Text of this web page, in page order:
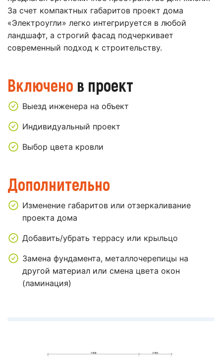
За счет компактных габаритов проект дома
«Электроугли» легко интегрируется в любой
ландшафт, а строгий фасад подчеркивает
современный подход к строительству.
Включено в проект
Выезд инженера на объект
Индивидуальный проект
Выбор цвета кровли
Дополнительно
Изменение габаритов или отзеркаливание
проекта дома
Добавить/убрать террасу или крыльцо
Замена фундамента, металлочерепицы на
другой материал или смена цвета окон
(ламинация)